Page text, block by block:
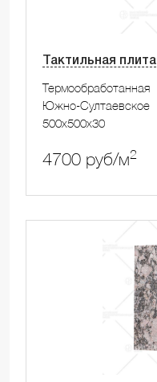
Тактильная плита
Термообработанная
Южно-Султаевское
500x500x30
4700 руб/м2